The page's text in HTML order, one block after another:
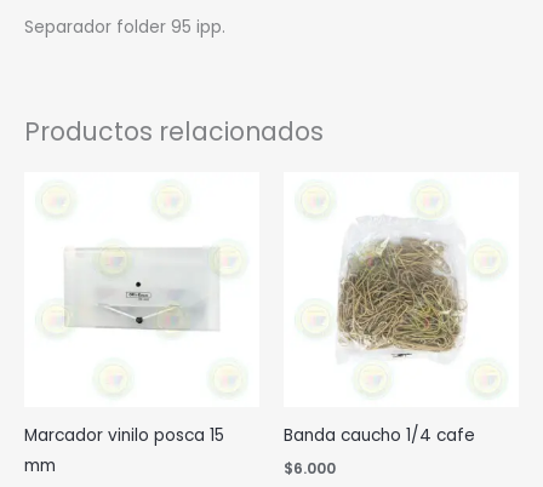
Separador folder 95 ipp.
Productos relacionados
Marcador vinilo posca 15
mm
Banda caucho 1/4 cafe
$6.000